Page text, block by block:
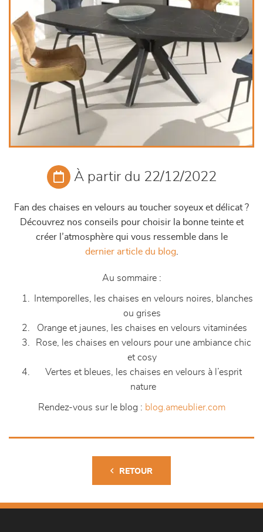
À partir du 22/12/2022
Fan des chaises en velours au toucher soyeux et délicat ?
Découvrez nos conseils pour choisir la bonne teinte et
créer l’atmosphère qui vous ressemble dans le
dernier article du blog.
Au sommaire :
Intemporelles, les chaises en velours noires, blanches
ou grises
Orange et jaunes, les chaises en velours vitaminées
Rose, les chaises en velours pour une ambiance chic
et cosy
Vertes et bleues, les chaises en velours à l’esprit
nature
Rendez-vous sur le blog : blog.ameublier.com
RETOUR